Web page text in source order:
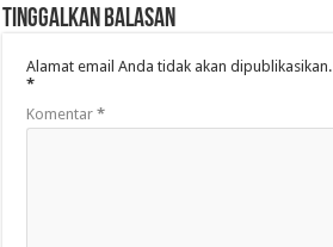
Tinggalkan Balasan
Alamat email Anda tidak akan dipublikasikan.
*
Komentar*